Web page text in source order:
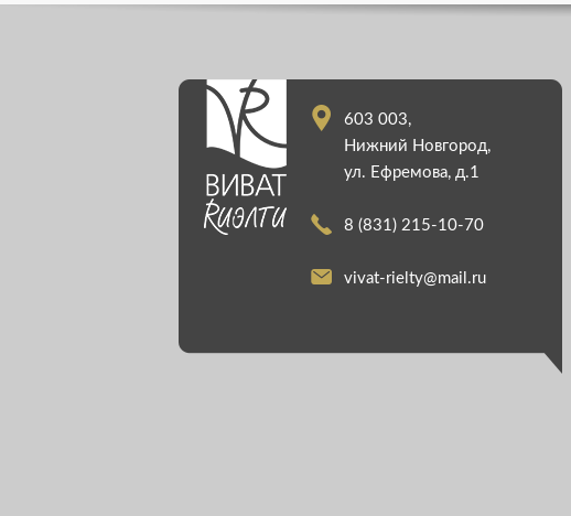
603 003,
Нижний Новгород,
ул. Ефремова, д.1
8 (831) 215-10-70
vivat-rielty@mail.ru